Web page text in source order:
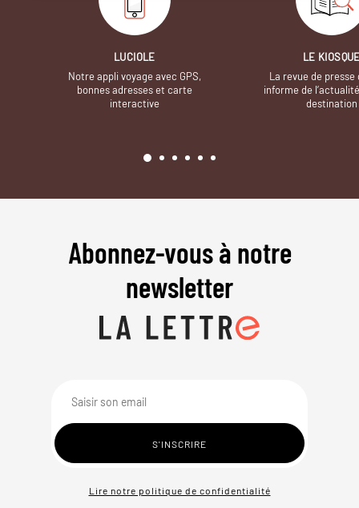
LUCIOLE
Notre appli voyage avec GPS,
bonnes adresses et carte
interactive
LE
La revue de presse
informe de
destination
Abonnez-vous à notre
newsletter
Lire notre politique de confidentialité